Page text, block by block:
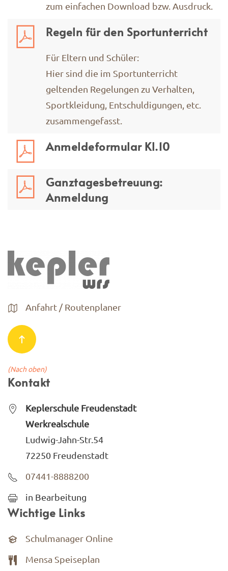
zum einfachen Download bzw. Ausdruck.
Regeln für den Sportunterricht
Für Eltern und Schüler:
Hier sind die im Sportunterricht
geltenden Regelungen zu Verhalten,
Sportkleidung, Entschuldigungen, etc.
zusammengefasst.
Anmeldeformular Kl.10
Ganztagesbetreuung:
Anmeldung
Anfahrt / Routenplaner
(Nach oben)
Kontakt
Keplerschule Freudenstadt
Werkrealschule
Ludwig-Jahn-Str.54
72250 Freudenstadt
07441-8888200
in Bearbeitung
Wichtige Links
Schulmanager Online
Mensa Speiseplan